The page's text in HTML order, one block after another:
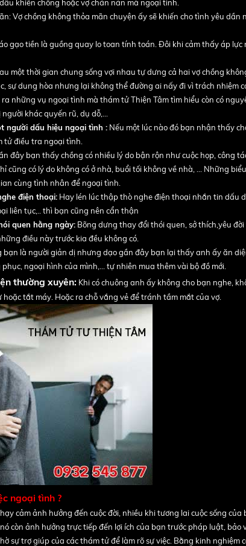
khiến chồng hoặc vợ chán nản mà ngoại tình.
Vợ chồng không thỏa mãn chuyện ấy sẽ khiến cho tình yêu dần
gạo tiền là guồng quay lo toan tính toán. Đôi khi cảm thấy áp
một thời gian chung sống vợi nhau tự dưng cả hai vợ chồng
sự dung hòa nhưng lại không thể đường ai nấy đi vì trách nhiệm
những vụ ngoại tình mà thám tử Thiện Tâm tìm hiểu còn có
khác quyến rũ, dụ dỗ,...
người dấu hiệu ngoại tình : Nếu một lúc nào đó bạn nhận thấy
tử điều tra ngoại tình.
đây bạn thấy chồng có nhiều lý do bận rộn như cuộc họp, công
cũng có lý do không có ở nhà, buổi tối không về nhà, … Những
cùng tình nhân để ngoại tình.
điện thoại: Hay lén lúc thập thò nghe điện thoại nhắn tin dấu
liên tục,.. thì bạn cũng nên cẩn thận
quen hằng ngày: Bõng dưng thay đổi thói quen, sở thích,yêu
điều này trước kia đều không có.
bạn là người giản dị nhưng dạo gần đây bạn lại thấy anh ấy ăn
ngoại hình của mình,… tự nhiên mua thêm vài bộ đồ mới.
thường xuyên: Khi có chuông anh ấy không cho bạn nghe,
tắt máy. Hoặc ra chỗ vắng vẻ để tránh tầm mắt của vợ.
ngoại tình ?
cảm ảnh hưởng đến cuộc đời, nhiều khi tương lai cuộc sống
còn ảnh hưởng trực tiếp đến lợi ích của bạn trước pháp luật, bảo
sự trợ giúp của các thám tử để làm rõ sự việc. Bằng kinh